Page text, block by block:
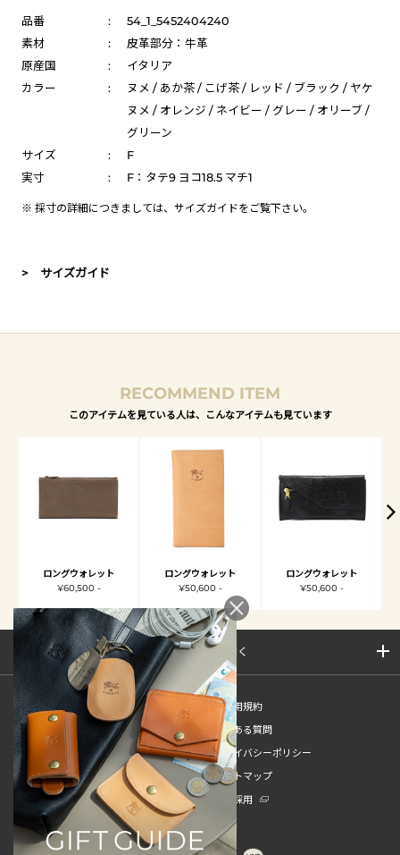
品番 :
54_1_5452404240
素材
:
皮革部分：牛革
原産国
:
イタリア
カラー
:
ヌメ / あか茶 / こげ茶 / レッド / ブラック / ヤケ
ヌメ / オレンジ / ネイビー / グレー / オリーブ /
グリーン
サイズ
:
F
実寸
: F：タテ9 ヨコ18.5 マチ1
※ 採寸の詳細につきましては、 サイズガイドをご覧下さい。
> サイズガイド
RECOMMEND ITEM
このアイテムを見ている人は、こんなアイテムも見ています
ロングウォレット
¥60,500 -
ロングウォレット
¥50,600 -
ロングウォレット
¥50,600 -
サイトマップを開く
新規会員登録
ご利用規約
ご利用ガイド
よくある質問
特定商取引法
プライバシーポリシー
お問い合わせ
サイトマップ
販売スタッフ中途採用
新卒採用